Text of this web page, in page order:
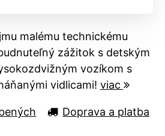
malému technickému
zážitok s detským
vozíkom s
vidlicami! viac
Doprava a platba